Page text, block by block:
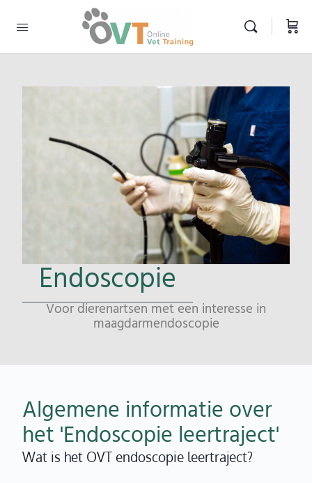
Endoscopie
Voor dierenartsen met een interesse in
maagdarmendoscopie
Algemene informatie over
het 'Endoscopie leertraject'
Wat is het OVT endoscopie leertraject?